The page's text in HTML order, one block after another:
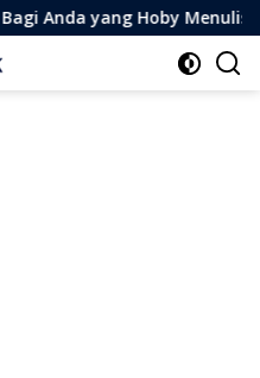
Bagi Anda yang Hoby